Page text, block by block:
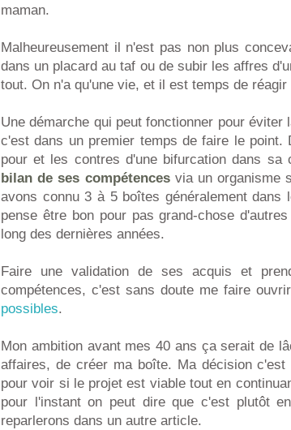
maman.
Malheureusement il n'est pas non plus
dans un placard au taf ou de subir les affres
tout. On n'a qu'une vie, et il est temps de
Une démarche qui peut fonctionner pour
c'est dans un premier temps de faire le
pour et les contres d'une bifurcation dans
bilan de ses compétencesvia un organisme
avons connu 3 à 5 boîtes généralement
pense être bon pour pas grand-chose
long des dernières années.
Faire une validation de ses acquis et
compétences, c'est sans doute me faire
possibles.
Mon ambition avant mes 40 ans ça serait de
affaires, de créer ma boîte. Ma décision
pour voir si le projet est viable tout en
pour l'instant on peut dire que c'est plutôt
reparlerons dans un autre article.